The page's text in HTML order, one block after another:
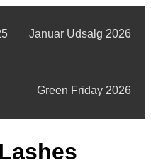
Januar Udsalg 2026
Green Friday 2026